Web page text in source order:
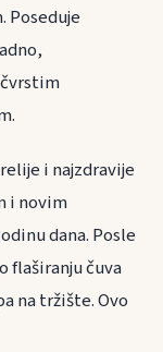
Poseduje
i najzdravije
i novim
dana. Posle
flaširanju čuva
na tržište. Ovo